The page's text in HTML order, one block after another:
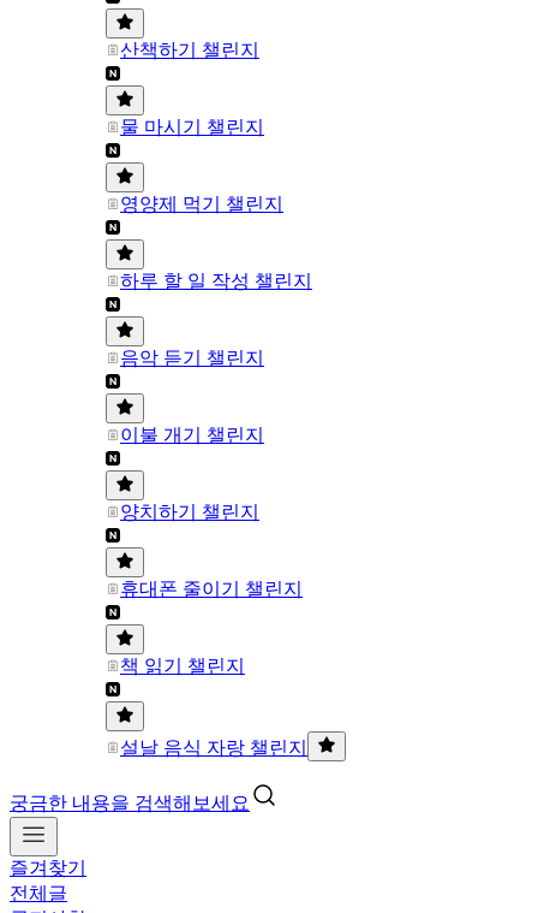
산책하기 챌린지
물 마시기 챌린지
영양제 먹기 챌린지
하루 할 일 작성 챌린지
음악 듣기 챌린지
이불 개기 챌린지
양치하기 챌린지
휴대폰 줄이기 챌린지
책 읽기 챌린지
설날 음식 자랑 챌린지
궁금한 내용을 검색해보세요
즐겨찾기
전체글